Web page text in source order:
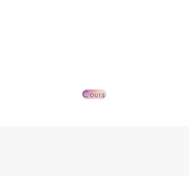
Cours